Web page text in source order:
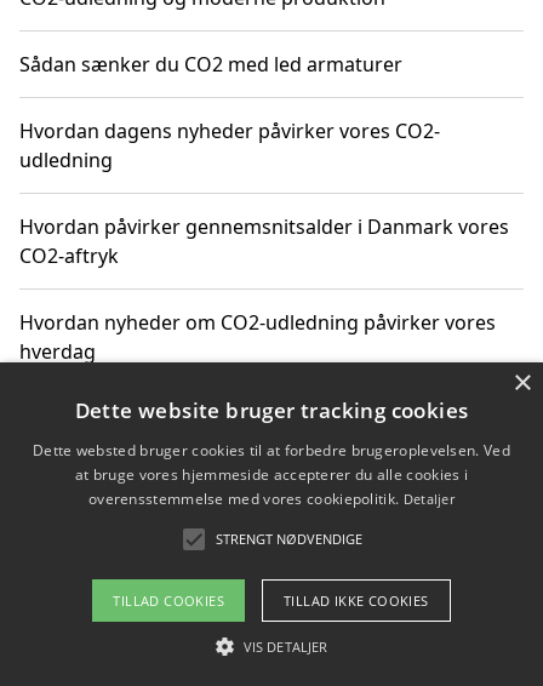
Sådan sænker du CO2 med led armaturer
Hvordan dagens nyheder påvirker vores CO2-
udledning
Hvordan påvirker gennemsnitsalder i Danmark vores
CO2-aftryk
Hvordan nyheder om CO2-udledning påvirker vores
hverdag
Copyright 2026 - Pilanto Aps
Om / kontakt
Blog Betingelser
×
Dette website bruger tracking cookies
Dette websted bruger cookies til at forbedre brugeroplevelsen. Ved
at bruge vores hjemmeside accepterer du alle cookies i
overensstemmelse med vores cookiepolitik. Detaljer
STRENGT NØDVENDIGE
TILLAD COOKIES TILLAD IKKE COOKIES
VIS DETALJER